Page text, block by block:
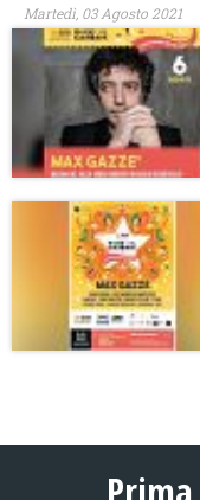
Martedì, 03 Agosto 2021